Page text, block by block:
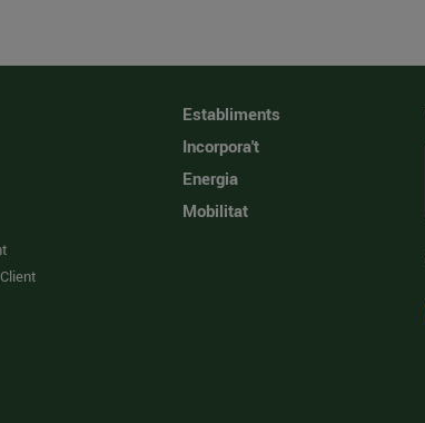
Establiments
Incorpora't
Energia
Mobilitat